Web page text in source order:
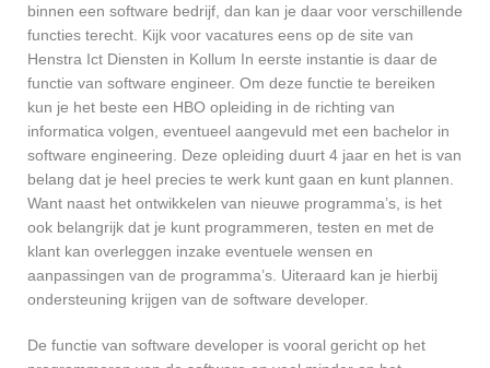
binnen een software bedrijf, dan kan je daar voor verschillende
functies terecht. Kijk voor vacatures eens op de site van
Henstra Ict Diensten in Kollum In eerste instantie is daar de
functie van software engineer. Om deze functie te bereiken
kun je het beste een HBO opleiding in de richting van
informatica volgen, eventueel aangevuld met een bachelor in
software engineering. Deze opleiding duurt 4 jaar en het is van
belang dat je heel precies te werk kunt gaan en kunt plannen.
Want naast het ontwikkelen van nieuwe programma’s, is het
ook belangrijk dat je kunt programmeren, testen en met de
klant kan overleggen inzake eventuele wensen en
aanpassingen van de programma’s. Uiteraard kan je hierbij
ondersteuning krijgen van de software developer.
De functie van software developer is vooral gericht op het